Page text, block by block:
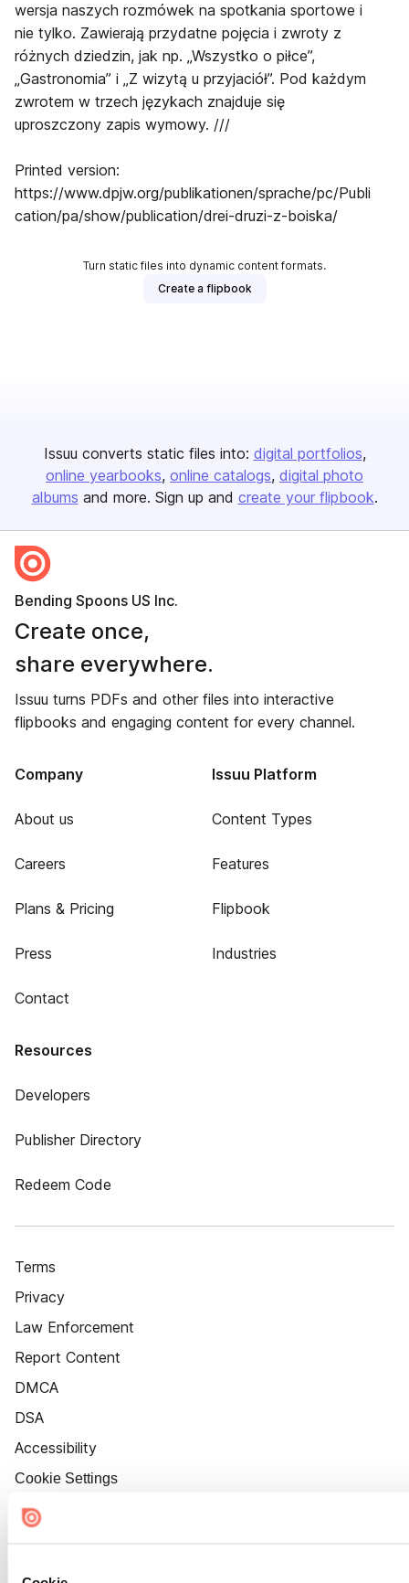
wersja naszych rozmówek na spotkania sportowe i
nie tylko. Zawierają przydatne pojęcia i zwroty z
różnych dziedzin, jak np. „Wszystko o piłce”,
„Gastronomia” i „Z wizytą u przyjaciół”. Pod każdym
zwrotem w trzech językach znajduje się
uproszczony zapis wymowy. ///
Printed version:
https://www.dpjw.org/publikationen/sprache/pc/Publi
cation/pa/show/publication/drei-druzi-z-boiska/
Turn static files into dynamic content formats.
Create a flipbook
Issuu converts static files into: digital portfolios
online yearbooks online catalogs digital photo
albums and more. Sign up and create your flipbook.
Bending Spoons US Inc.
Create once,
share everywhere.
Issuu turns PDFs and other files into interactive
flipbooks and engaging content for every channel.
Company
About us
Careers
Plans & Pricing
Press
Contact
Issuu Platform
Content Types
Features
Flipbook
Industries
Resources
Developers
Publisher Directory
Redeem Code
Terms
Privacy
Law Enforcement
Report Content
DMCA
DSA
Accessibility
Cookie Settings